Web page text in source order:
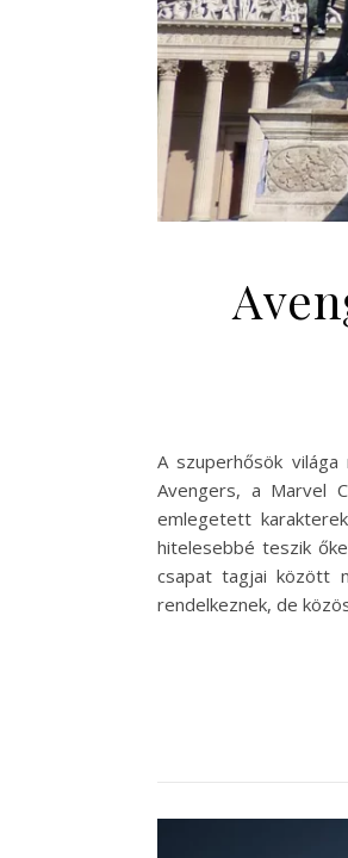
A szuperhősök
Avengers, a Marvel
emlegetett
hitelesebbé teszik
csapat tagjai között
rendelkeznek, de